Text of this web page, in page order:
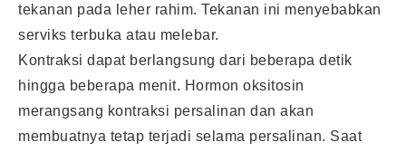
tekanan pada leher rahim. Tekanan ini menyebabkan
serviks terbuka atau melebar.
Kontraksi dapat berlangsung dari beberapa detik
hingga beberapa menit. Hormon oksitosin
merangsang kontraksi persalinan dan akan
membuatnya tetap terjadi selama persalinan. Saat